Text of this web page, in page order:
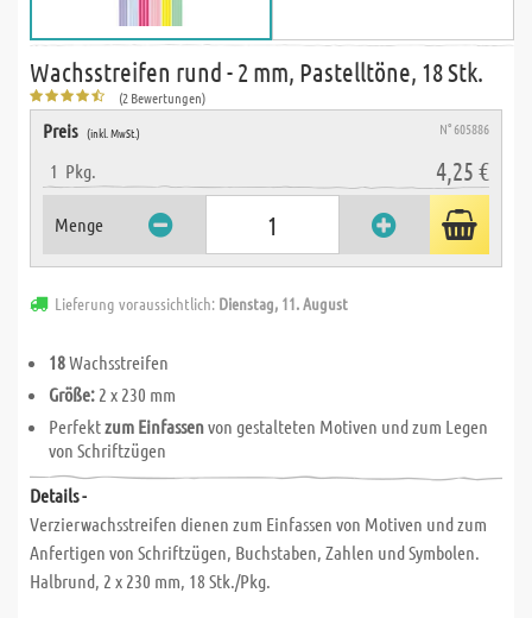
Wachsstreifen rund - 2 mm, Pastelltöne, 18 Stk.
(2 Bewertungen)
Preis (inkl. MwSt.) N° 605886
1 Pkg. 4,25 €
Menge
Lieferung voraussichtlich: Dienstag, 11. August
18Wachsstreifen
Größe: 2 x 230 mm
Perfektzum Einfassenvon gestalteten Motiven und zum Legen
von Schriftzügen
Details -
Verzierwachsstreifen dienen zum Einfassen von Motiven und zum
Anfertigen von Schriftzügen, Buchstaben, Zahlen und Symbolen.
Halbrund, 2 x 230 mm, 18 Stk./Pkg.